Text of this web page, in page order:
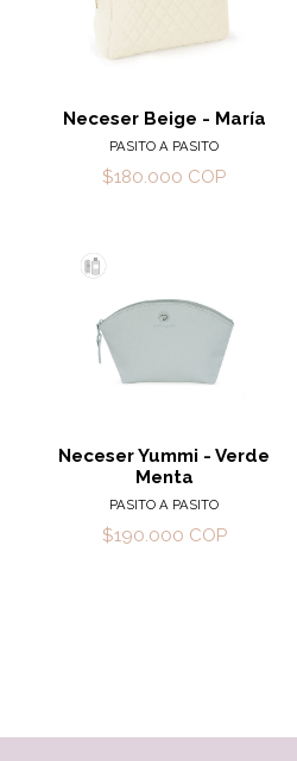
Neceser Beige - María
PASITO A PASITO
$180.000 COP
Neceser Yummi - Verde
Menta
PASITO A PASITO
$190.000 COP